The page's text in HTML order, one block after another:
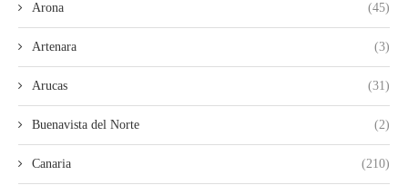
Arona (45)
Artenara (3)
Arucas (31)
Buenavista del Norte (2)
Canaria (210)